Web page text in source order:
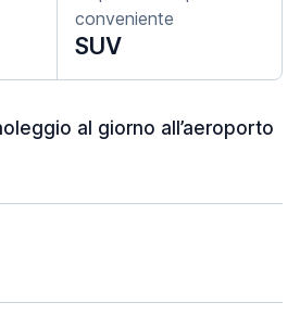
conveniente
SUV
al giorno all’aeroporto